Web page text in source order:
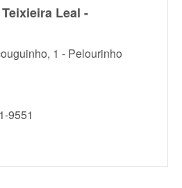
Leal -
1 - Pelourinho
9551